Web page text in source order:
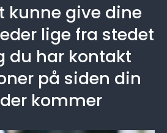
kunne give dine
lige fra stedet
du har kontakt
på siden din
kommer